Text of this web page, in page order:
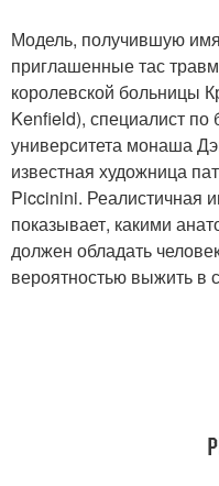
Модель, получившую
приглашенные тас
королевской больницы
Kenfield), специалист по
университета монаша
известная художница
Piccinini. Реалистичная
показывает, какими
должен обладать
вероятностью выжить в